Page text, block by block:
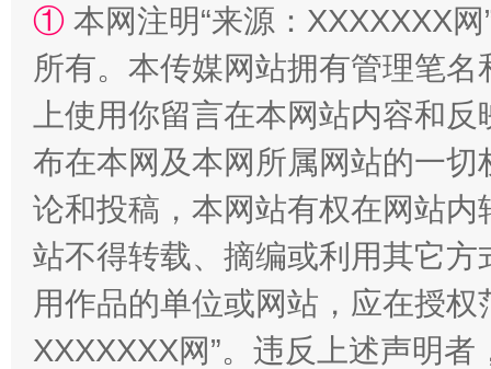
一颗心始终滚烫 还
① 本网注明“来源：XXXXXXX
所有。本传媒网站拥有管理笔
上使用你留言在本网站内容和
布在本网及本网所属网站的一
论和投稿，本网站有权在网站
站不得转载、摘编或利用其它
用作品的单位或网站，应在授
XXXXXXX网”。违反上述声明